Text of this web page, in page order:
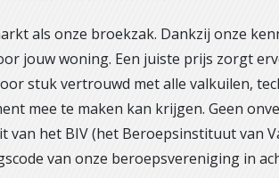
als onze broekzak. Dankzij onze
jouw woning. Een juiste prijs zorgt
stuk vertrouwd met alle valkuilen,
mee te maken kan krijgen. Geen
van het BIV (het Beroepsinstituut van
van onze beroepsvereniging in